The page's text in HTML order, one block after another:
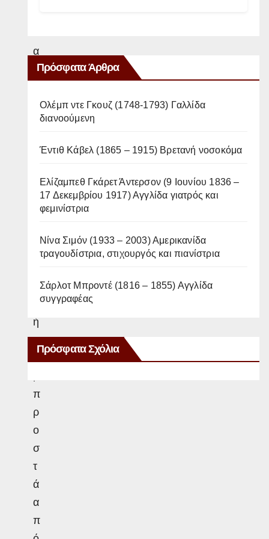
α
ν
φ
π
ή
γ
π
ρ
ο
σ
τ
ά
α
π
Πρόσφατα Άρθρα
Ολέμπ ντε Γκουζ (1748-1793) Γαλλίδα
διανοούμενη
Έντιθ Κάβελ (1865 – 1915) Βρετανή νοσοκόμα
Ελίζαμπεθ Γκάρετ Άντερσον (9 Ιουνίου 1836 –
17 Δεκεμβρίου 1917) Αγγλίδα γιατρός και
φεμινίστρια
Νίνα Σιμόν (1933 – 2003) Αμερικανίδα
τραγουδίστρια, στιχουργός και πιανίστρια
Σάρλοτ Μπροντέ (1816 – 1855) Αγγλίδα
συγγραφέας
Πρόσφατα Σχόλια